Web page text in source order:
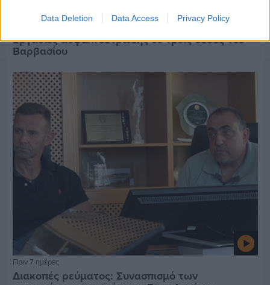
Data Deletion Data Access Privacy Policy
Εργασίες ασφαλτόστρωσης σε τρεις οδούς του
Βαρβασίου
Πριν 7 ημέρες
Διακοπές ρεύματος: Συνασπισμό των